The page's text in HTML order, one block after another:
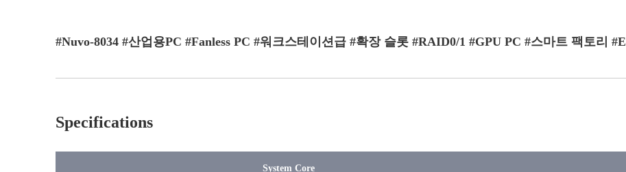
#Nuvo-8034 #산업용PC #Fanless PC #워크스테이션급 #확장 슬롯 #RAID0/1 #GPU PC #스마트 팩토리
Specifications
System Core